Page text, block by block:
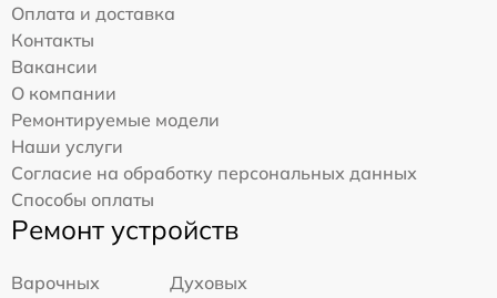
Оплата и доставка
Контакты
Вакансии
О компании
Ремонтируемые модели
Наши услуги
Согласие на обработку персональных данных
Способы оплаты
Ремонт устройств
Варочных
Духовых